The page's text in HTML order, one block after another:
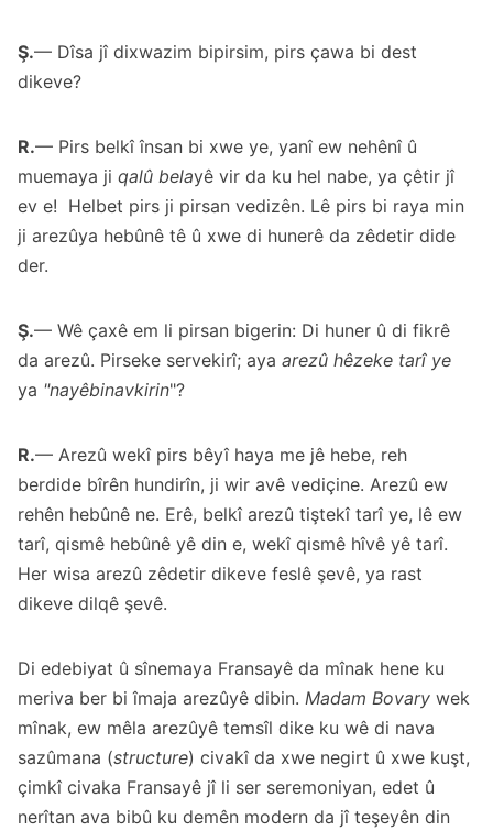
Ş.— Dîsa jî dixwazim bipirsim, pirs çawa bi dest
dikeve?
R.— Pirs belkî însan bi xwe ye, yanî ew nehênî û
muemaya ji qalû belayê vir da ku hel nabe, ya çêtir jî
ev e! Helbet pirs ji pirsan vedizên. Lê pirs bi raya min
ji arezûya hebûnê tê û xwe di hunerê da zêdetir dide
der.
Ş.— Wê çaxê em li pirsan bigerin: Di huner û di fikrê
da arezû. Pirseke servekirî; aya arezû hêzeke tarî ye
ya "nayêbinavkirin"?
R.— Arezû wekî pirs bêyî haya me jê hebe, reh
berdide bîrên hundirîn, ji wir avê vediçine. Arezû ew
rehên hebûnê ne. Erê, belkî arezû tiştekî tarî ye, lê ew
tarî, qismê hebûnê yê din e, wekî qismê hîvê yê tarî.
Her wisa arezû zêdetir dikeve feslê şevê, ya rast
dikeve dilqê şevê.
Di edebiyat û sînemaya Fransayê da mînak hene ku
meriva ber bi îmaja arezûyê dibin. Madam Bovary wek
mînak, ew mêla arezûyê temsîl dike ku wê di nava
sazûmana (structure) civakî da xwe negirt û xwe kuşt,
çimkî civaka Fransayê jî li ser seremoniyan, edet û
nerîtan ava bibû ku demên modern da jî teşeyên din